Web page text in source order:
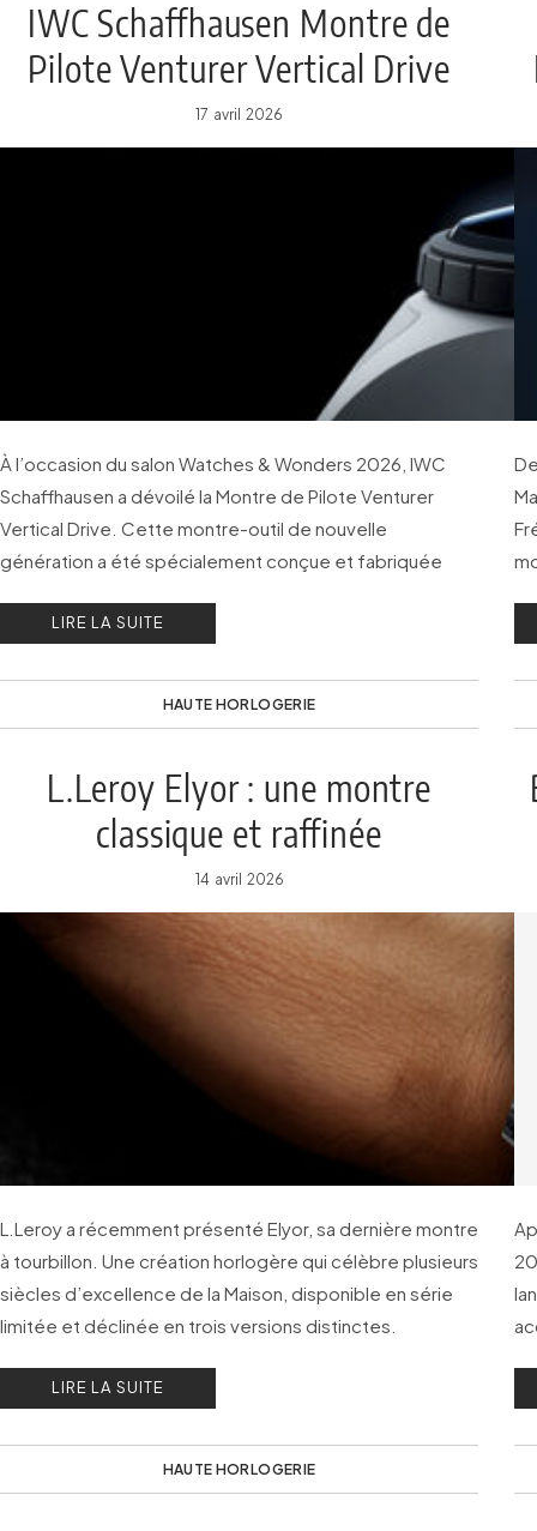
IWC Schaffhausen Montre de
Pilote Venturer Vertical Drive
17 avril 2026
À l’occasion du salon Watches & Wonders 2026, IWC
Schaffhausen a dévoilé la Montre de Pilote Venturer
Vertical Drive. Cette montre-outil de nouvelle
génération a été spécialement conçue et fabriquée
habité.LIRE LA SUITE
HAUTE HORLOGERIE
L.Leroy Elyor : une montre
classique et raffinée
14 avril 2026
L.Leroy a récemment présenté Elyor, sa dernière montre
à tourbillon. Une création horlogère qui célèbre plusieurs
siècles d’excellence de la Maison, disponible en série
limitée et déclinée en trois versions distinctes.
LIRE LA SUITE
HAUTE HORLOGERIE